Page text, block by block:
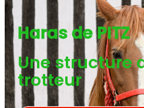
Haras de PITZ
Une structure
trotteur